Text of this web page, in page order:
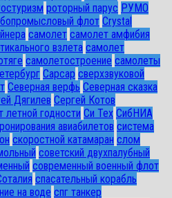
роторный парус РУМО
флот Сrystal
самолет самолет амфибия
взлета самолет
самолетостроение самолеты
Сарсар сверхзвуковой
Северная верфь Северная сказка
Дягилев Сергей Котов
летной годности Си Тех СибНИА
авиабилетов система
скоростной катамаран слом
советский двухпалубный
современный военный флот
спасательный корабль
на воде спг танкер